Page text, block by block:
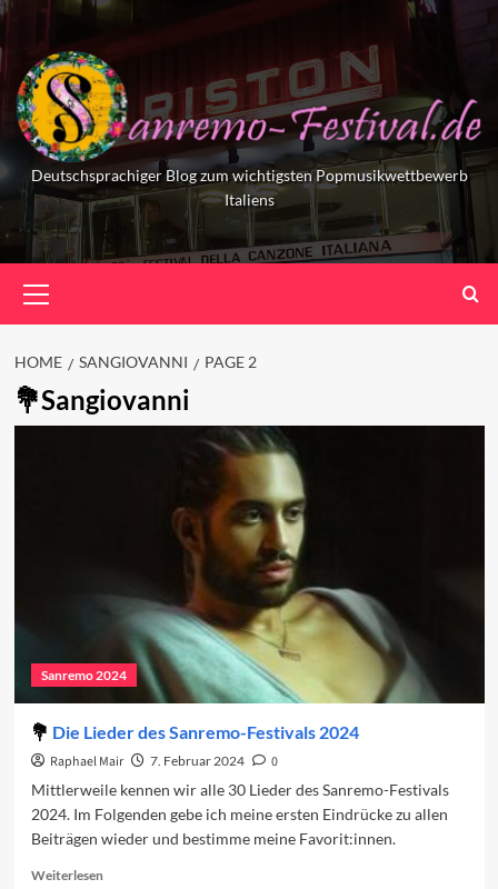
Skip
to
content
Deutschsprachiger Blog zum wichtigsten Popmusikwettbewerb
Italiens
Menu
HOME SANGIOVANNI PAGE 2
Sangiovanni
Sanremo 2024
Die Lieder des Sanremo-Festivals 2024
Raphael Mair 7. Februar 2024
0
Mittlerweile kennen wir alle 30 Lieder des Sanremo-Festivals
2024. Im Folgenden gebe ich meine ersten Eindrücke zu allen
Beiträgen wieder und bestimme meine Favorit:innen.
WeiterlesenRead